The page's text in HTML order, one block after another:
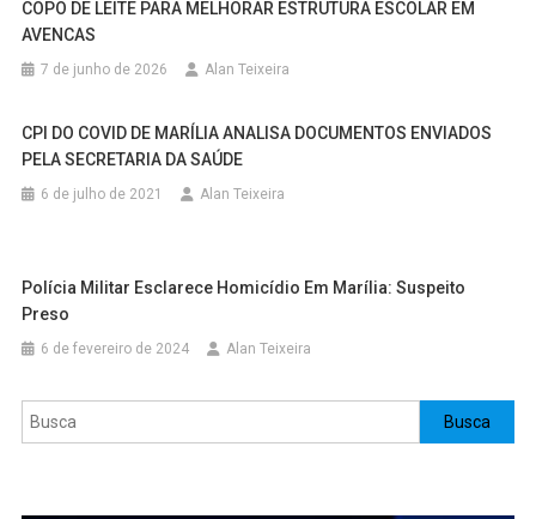
COPO DE LEITE PARA MELHORAR ESTRUTURA ESCOLAR EM
AVENCAS
7 de junho de 2026 Alan Teixeira
CPI DO COVID DE MARÍLIA ANALISA DOCUMENTOS ENVIADOS
PELA SECRETARIA DA SAÚDE
6 de julho de 2021 Alan Teixeira
Polícia Militar Esclarece Homicídio Em Marília: Suspeito
Preso
6 de fevereiro de 2024 Alan Teixeira
Pesquisar Busca